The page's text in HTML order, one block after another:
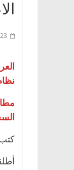
23 يونيو، 2020